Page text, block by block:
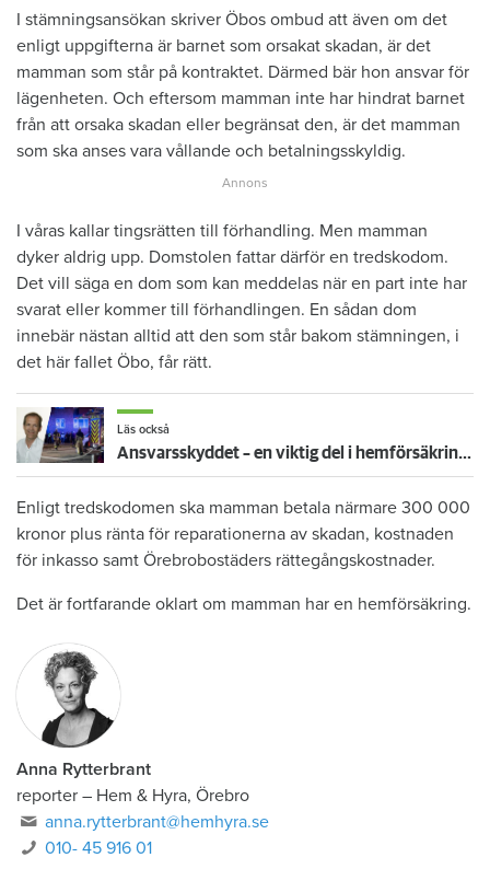
I stämningsansökan skriver Öbos ombud att även om det
enligt uppgifterna är barnet som orsakat skadan, är det
mamman som står på kontraktet. Därmed bär hon ansvar för
lägenheten. Och eftersom mamman inte har hindrat barnet
från att orsaka skadan eller begränsat den, är det mamman
som ska anses vara vållande och betalningsskyldig.
I våras kallar tingsrätten till förhandling. Men mamman
dyker aldrig upp. Domstolen fattar därför en tredskodom.
Det vill säga en dom som kan meddelas när en part inte har
svarat eller kommer till förhandlingen. En sådan dom
innebär nästan alltid att den som står bakom stämningen, i
det här fallet Öbo, får rätt.
Läs också
Ansvarsskyddet – en viktig del i hemförsäkringen
Enligt tredskodomen ska mamman betala närmare 300 000
kronor plus ränta för reparationerna av skadan, kostnaden
för inkasso samt Örebrobostäders rättegångskostnader.
Det är fortfarande oklart om mamman har en hemförsäkring.
Anna Rytterbrant
reporter – Hem & Hyra, Örebro
anna.rytterbrant@hemhyra.se
010- 45 916 01